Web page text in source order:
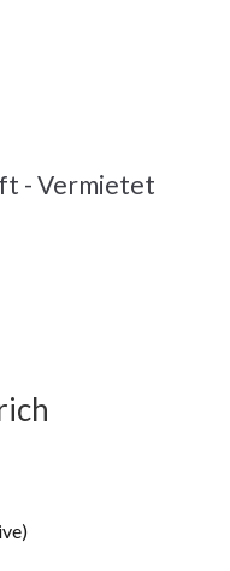
- Vermietet